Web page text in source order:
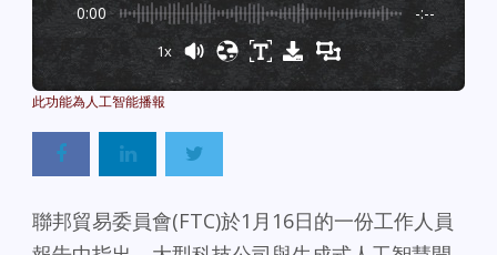
0:00 -:--
1x
聯邦貿易委員會(FTC)於1月16日的一份工作人員